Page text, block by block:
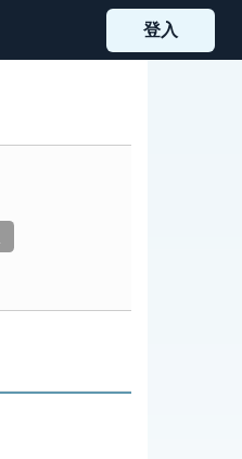
登入